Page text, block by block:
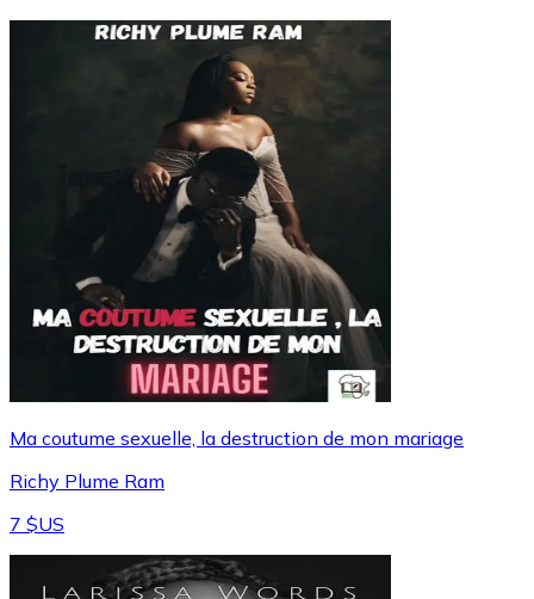
Ma coutume sexuelle, la destruction de mon mariage
Richy Plume Ram
7 $US